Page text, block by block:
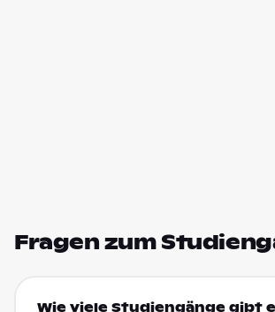
Fragen zum
Wie viele Studiengänge gibt